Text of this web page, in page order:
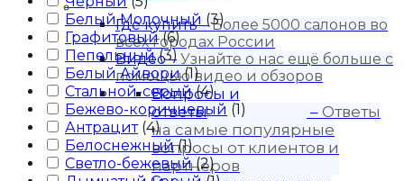
Покупателю
Где купить–Более 5000 салонов во
всех городах России
Видео– Узнайте о нас ещё больше с
помощью видео и обзоров
Вопросы и
ответы
– Ответы
на самые популярные
вопросы от клиентов и
партнеров
Белый Молочный (3)
Графитовый (6)
Пепельный (3)
Белый Айвори (1)
Стальной-серый (4)
Бежево-коричневый (1)
Антрацит (4)
Белоснежный (1)
Светло-бежевый (2)